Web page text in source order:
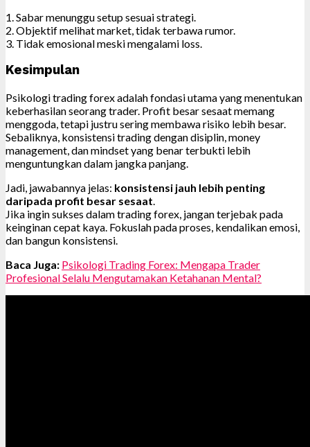
1. Sabar menunggu setup sesuai strategi.
2. Objektif melihat market, tidak terbawa rumor.
3. Tidak emosional meski mengalami loss.
Kesimpulan
Psikologi trading forex adalah fondasi utama yang menentukan
keberhasilan seorang trader. Profit besar sesaat memang
menggoda, tetapi justru sering membawa risiko lebih besar.
Sebaliknya, konsistensi trading dengan disiplin, money
management, dan mindset yang benar terbukti lebih
menguntungkan dalam jangka panjang.
Jadi, jawabannya jelas: konsistensi jauh lebih penting
daripada profit besar sesaat.
Jika ingin sukses dalam trading forex, jangan terjebak pada
keinginan cepat kaya. Fokuslah pada proses, kendalikan emosi,
dan bangun konsistensi.
Baca Juga: Psikologi Trading Forex: Mengapa Trader
Profesional Selalu Mengutamakan Ketahanan Mental?